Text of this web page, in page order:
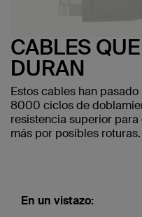
CABLES
DURAN
Estos cables han
8000 ciclos de
resistencia superior
más por posibles roturas.
En un vistazo: